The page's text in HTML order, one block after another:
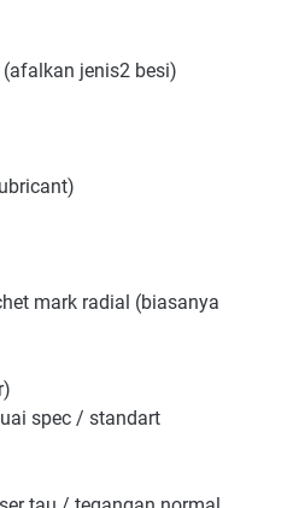
jenis2 besi)
mark radial (biasanya
spec / standart